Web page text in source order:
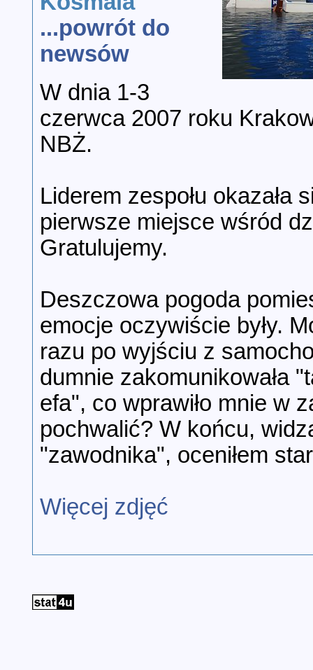
...powrót do
newsów
W dnia 1-3
czerwca 2007 roku
NBŻ.
Liderem zespołu okazała
pierwsze miejsce wśród
Gratulujemy.
Deszczowa pogoda
emocje oczywiście były.
razu po wyjściu z
dumnie zakomunikowała
efa", co wprawiło mnie w
pochwalić? W końcu,
"zawodnika", oceniłem
Więcej zdjęć